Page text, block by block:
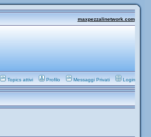
maxpezzalinetwork.com
Topics attivi Profilo Messaggi Privati Login